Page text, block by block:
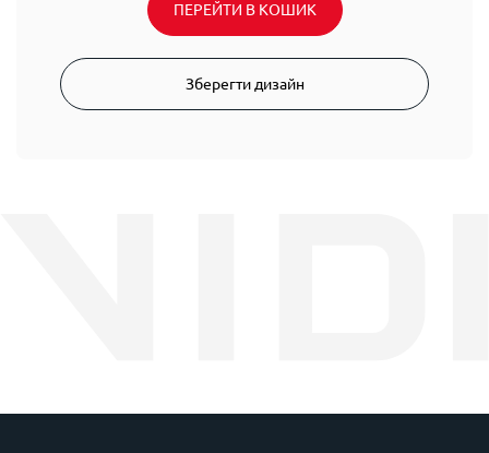
ПЕРЕЙТИ В КОШИК
Зберегти дизайн